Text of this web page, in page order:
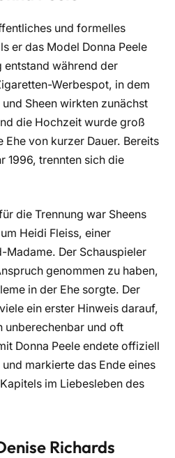
und formelles
er das Model Donna Peele
entstand während der
Werbespot, in dem
Sheen wirkten zunächst
die Hochzeit wurde groß
von kurzer Dauer. Bereits
1996, trennten sich die
die Trennung war Sheens
Heidi Fleiss, einer
Der Schauspieler
genommen zu haben,
in der Ehe sorgte. Der
ein erster Hinweis darauf,
unberechenbar und oft
Donna Peele endete offiziell
markierte das Ende eines
im Liebesleben des
Richards